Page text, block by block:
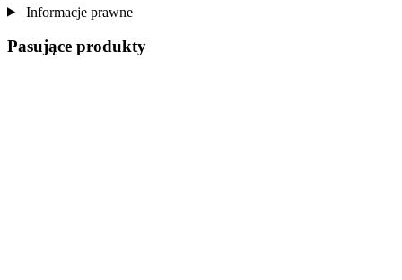
Informacje prawne
Pasujące produkty